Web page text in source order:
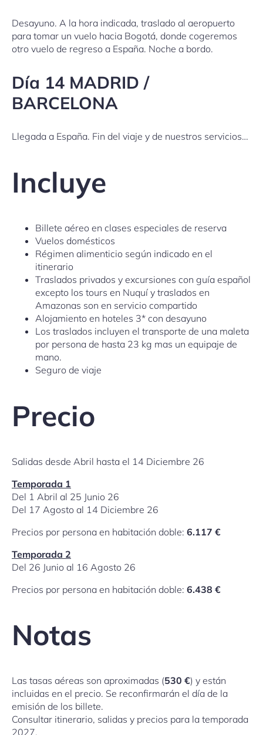
Desayuno. A la hora indicada, traslado al aeropuerto
para tomar un vuelo hacia Bogotá, donde cogeremos
otro vuelo de regreso a España. Noche a bordo.
Día 14 MADRID /
BARCELONA
Llegada a España. Fin del viaje y de nuestros servicios…
Incluye
Billete aéreo en clases especiales de reserva
Vuelos domésticos
Régimen alimenticio según indicado en el
itinerario
Traslados privados y excursiones con guía español
excepto los tours en Nuquí y traslados en
Amazonas son en servicio compartido
Alojamiento en hoteles 3* con desayuno
Los traslados incluyen el transporte de una maleta
por persona de hasta 23 kg mas un equipaje de
mano.
Seguro de viaje
Precio
Salidas desde Abril hasta el 14 Diciembre 26
Temporada 1
Del 1 Abril al 25 Junio 26
Del 17 Agosto al 14 Diciembre 26
Precios por persona en habitación doble: 6.117 €
Temporada 2
Del 26 Junio al 16 Agosto 26
Precios por persona en habitación doble: 6.438 €
Notas
Las tasas aéreas son aproximadas (530 €) y están
incluidas en el precio. Se reconfirmarán el día de la
emisión de los billete.
Consultar itinerario, salidas y precios para la temporada
2027.